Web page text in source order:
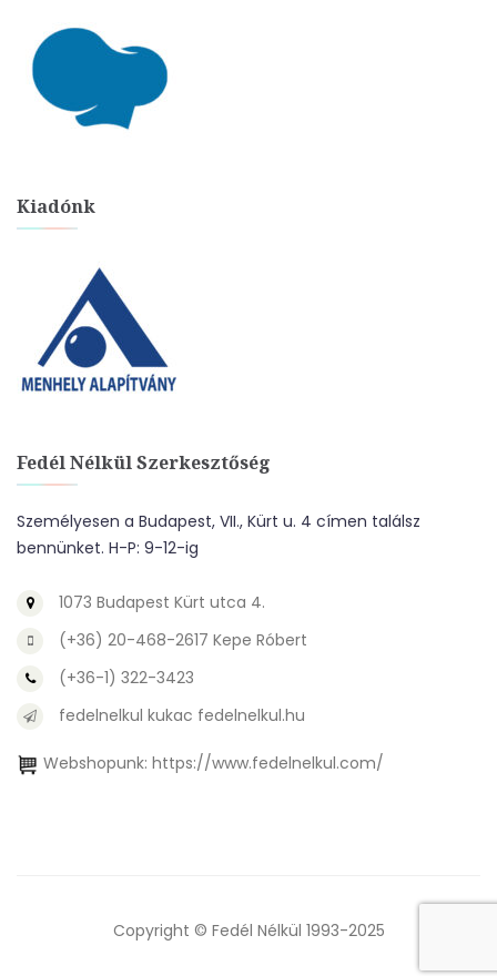
Kiadónk
Fedél Nélkül Szerkesztőség
Személyesen a Budapest, VII., Kürt u. 4 címen találsz
bennünket. H-P: 9-12-ig
1073 Budapest Kürt utca 4.
(+36) 20-468-2617 Kepe Róbert
(+36-1) 322-3423
fedelnelkul kukac fedelnelkul.hu
Webshopunk: https://www.fedelnelkul.com/
Copyright © Fedél Nélkül 1993-2025